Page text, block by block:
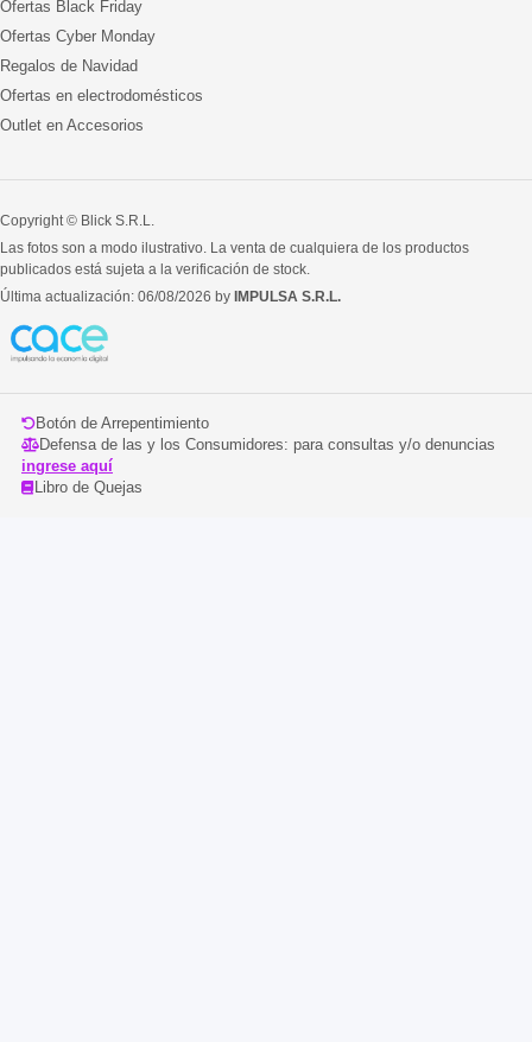
Ofertas Black Friday
Ofertas Cyber Monday
Regalos de Navidad
Ofertas en electrodomésticos
Outlet en Accesorios
Copyright © Blick S.R.L.
Las fotos son a modo ilustrativo. La venta de cualquiera de los productos
publicados está sujeta a la verificación de stock.
Última actualización: 06/08/2026 by IMPULSA S.R.L.
Botón de Arrepentimiento
Defensa de las y los Consumidores: para consultas y/o denuncias
ingrese aquí
Libro de Quejas